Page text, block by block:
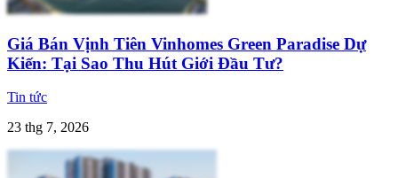
Giá Bán Vịnh Tiên Vinhomes Green Paradise Dự
Kiến: Tại Sao Thu Hút Giới Đầu Tư?
Tin tức
23 thg 7, 2026